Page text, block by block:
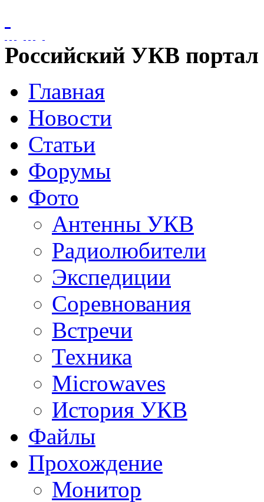
Российский УКВ портал
Главная
Новости
Статьи
Форумы
Фото
Антенны УКВ
Радиолюбители
Экспедиции
Соревнования
Встречи
Техника
Microwaves
История УКВ
Файлы
Прохождение
Монитор